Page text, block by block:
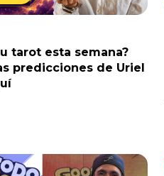
tarot esta semana?
predicciones de Uriel